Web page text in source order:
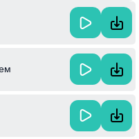
музыкальный путь в
с разными жанрами и
звук.